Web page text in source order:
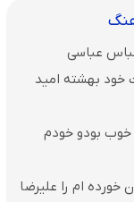
عباسی
خود بهشته امید
خوب بودو خودم
خورده ام را علیرضا